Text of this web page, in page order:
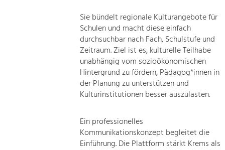
Kunst & Kultur
Handwerk, Wissenschaft und Forschung.
Soziales, Bildung &
Gleichberechtigung, Jugend und
Mobilität & Energie
Klimawandel, öffentlicher Verkehr und
erneuerbare Energie
Sie bündelt regionale Kulturangebote für
Schulen und macht diese einfach
durchsuchbar nach Fach, Schulstufe und
Zeitraum. Ziel ist es, kulturelle Teilhabe
unabhängig vom sozioökonomischen
Hintergrund zu fördern, Pädagog*innen in
der Planung zu unterstützen und
Kulturinstitutionen besser auszulasten.
Ein professionelles
Kommunikationskonzept begleitet die
Einführung. Die Plattform stärkt Krems als